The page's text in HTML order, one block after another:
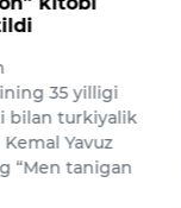
muhokama
Vladimir
ishlar
Bayramovni